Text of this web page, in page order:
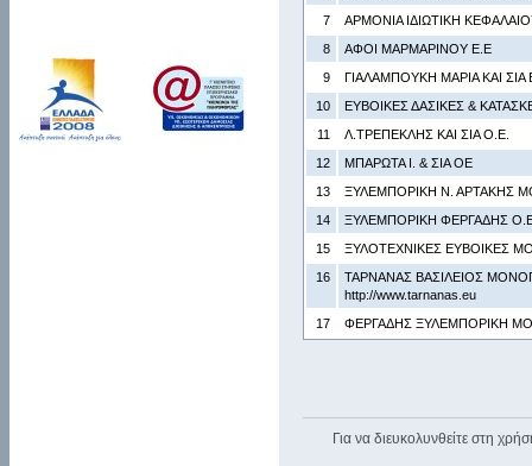
7
ΑΡΜΟΝΙΑ ΙΔΙΩΤΙΚΗ
8
ΑΦΟΙ ΜΑΡΜΑΡΙΝΟΥ Ε.Ε
9
ΓΙΑΛΑΜΠΟΥΚΗ ΜΑΡΙΑ ΚΑΙ ΣΙΑ
10
ΕΥΒΟΙΚΕΣ ΔΑΣΙΚΕΣ &
11
Λ.ΤΡΕΠΕΚΛΗΣ ΚΑΙ ΣΙΑ Ο.Ε.
12
ΜΠΑΡΩΤΑ Ι. & ΣΙΑ ΟΕ
13
ΞΥΛΕΜΠΟΡΙΚΗ Ν. ΑΡΤΑΚΗΣ
14
ΞΥΛΕΜΠΟΡΙΚΗ ΦΕΡΓΑΔΗΣ
15
ΞΥΛΟΤΕΧΝΙΚΕΣ ΕΥΒΟΙΚΕΣ
16
ΤΑΡΝΑΝΑΣ ΒΑΣΙΛΕΙΟΣ
http://www.tarnanas.eu
17
ΦΕΡΓΑΔΗΣ ΞΥΛΕΜΠΟΡΙΚΗ
Για να διευκολυνθείτε στη